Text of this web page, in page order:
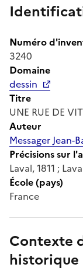
Numéro
3240
Domaine
dessin
Titre
UNE RUE DE
Auteur
Messager Jean-
Précisions sur
Laval, 1811 ;
École (pays)
France
Contexte
historique